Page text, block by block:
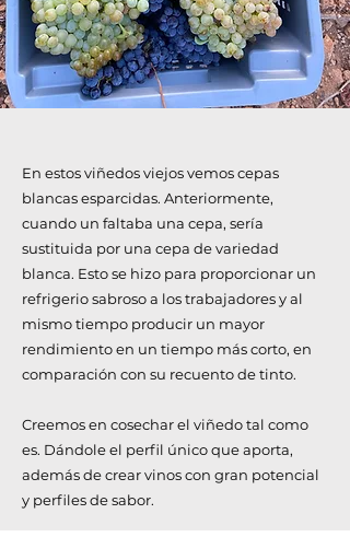
En estos viñedos viejos vemos cepas
blancas esparcidas. Anteriormente,
cuando un faltaba una cepa, sería
sustituida por una cepa de variedad
blanca. Esto se hizo para proporcionar un
refrigerio sabroso a los trabajadores y al
mismo tiempo producir un mayor
rendimiento en un tiempo más corto, en
comparación con su recuento de tinto.
Creemos en cosechar el viñedo tal como
es. Dándole el perfil único que aporta,
además de crear vinos con gran potencial
y perfiles de sabor.